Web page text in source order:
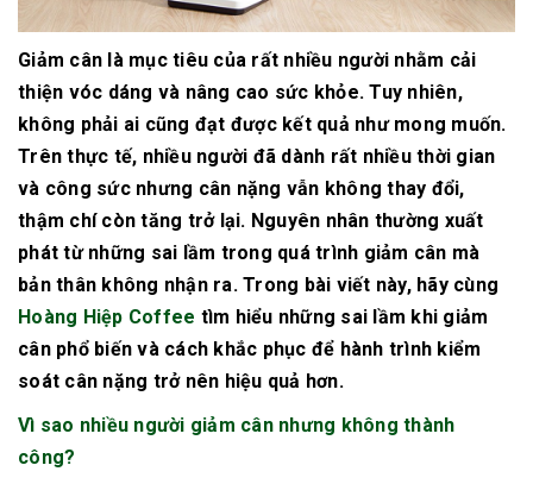
Giảm cân là mục tiêu của rất nhiều người nhằm cải
thiện vóc dáng và nâng cao sức khỏe. Tuy nhiên,
không phải ai cũng đạt được kết quả như mong muốn.
Trên thực tế, nhiều người đã dành rất nhiều thời gian
và công sức nhưng cân nặng vẫn không thay đổi,
thậm chí còn tăng trở lại. Nguyên nhân thường xuất
phát từ những sai lầm trong quá trình giảm cân mà
bản thân không nhận ra. Trong bài viết này, hãy cùng
Hoàng Hiệp Coffee tìm hiểu những sai lầm khi giảm
cân phổ biến và cách khắc phục để hành trình kiểm
soát cân nặng trở nên hiệu quả hơn.
Vì sao nhiều người giảm cân nhưng không thành
công?